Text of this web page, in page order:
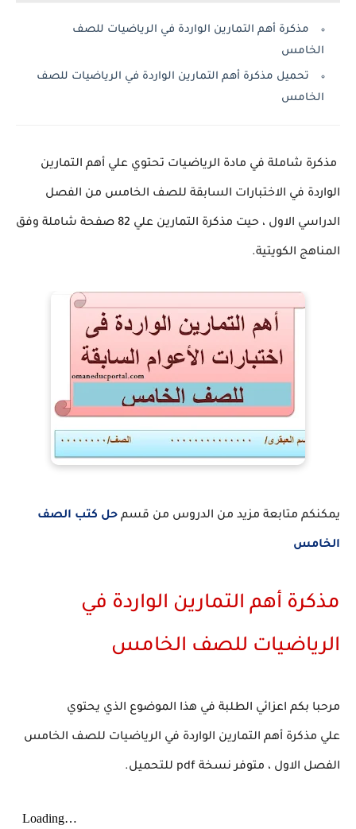
مذكرة أهم التمارين الواردة في الرياضيات للصف
الخامس
تحميل مذكرة أهم التمارين الواردة في الرياضيات للصف
الخامس
مذكرة شاملة في مادة الرياضيات تحتوي علي أهم التمارين
الواردة في الاختبارات السابقة للصف الخامس من الفصل
الدراسي الاول ، حيت مذكرة التمارين علي 82 صفحة شاملة وفق
المناهج الكويتية.
يمكنكم متابعة مزيد من الدروس من قسم حل كتب الصف
الخامس
مذكرة أهم التمارين الواردة في
الرياضيات للصف الخامس
مرحبا بكم اعزائي الطلبة في هذا الموضوع الذي يحتوي
علي مذكرة أهم التمارين الواردة في الرياضيات للصف الخامس
الفصل الاول ، متوفر نسخة pdf للتحميل.